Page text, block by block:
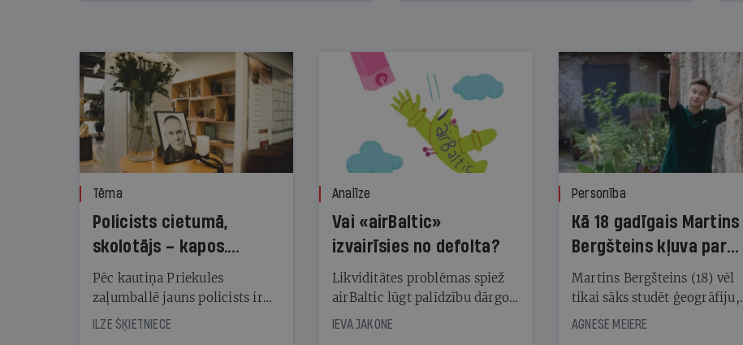
Tēma
Policists cietumā,
skolotājs – kapos.
Reibuma cena Priekulē
Pēc kautiņa Priekules
zaļumballē jauns policists ir
nonācis cietumā, bet
cienījams pedagogs — kapos.
ILZE ŠĶIETNIECE
Analīze
Vai «airBaltic»
izvairīsies no defolta?
Likviditātes problēmas spiež
airBaltic lūgt palīdzību dārgo
obligāciju turētājiem, taču
IEVA JAKONE
Personība
Kā 18 gadīgais Martins
Bergšteins kļuva par
laika ziņu seju?
Martins Bergšteins (18) vēl
tikai sāks studēt ģeogrāfiju,
bet viņa sacītajam jau uzticas
AGNESE MEIERE